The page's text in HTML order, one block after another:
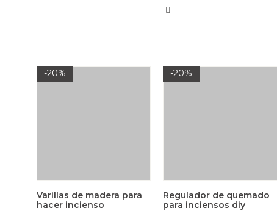
-20%
Varillas de madera para
hacer incienso
-20%
Regulador de quemado
para inciensos diy